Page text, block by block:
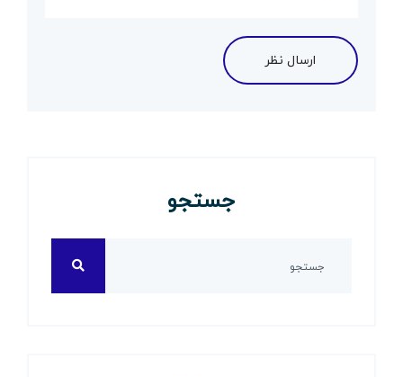
جستجو